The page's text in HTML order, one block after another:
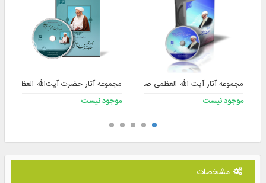
مجموعه آثار آیت الله العظمی صافی گلپایگانی (ره)
موجود نیست
مجموعه آثار حضرت آیت‌الله العظمی
موجود نیست
مشخصات